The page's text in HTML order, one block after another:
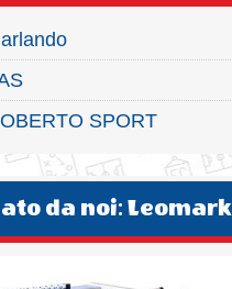
SPORT
da noi: Leomark